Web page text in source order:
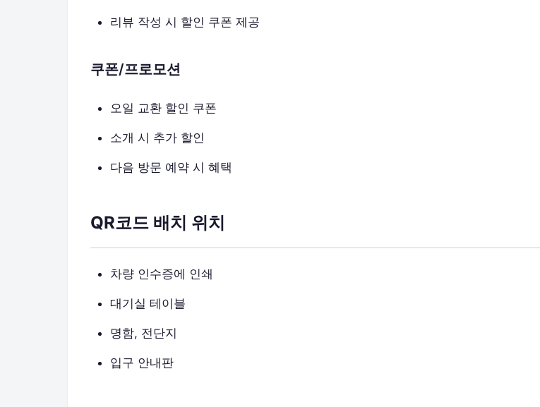
리뷰 작성 시 할인 쿠폰 제공
쿠폰/프로모션
오일 교환 할인 쿠폰
소개 시 추가 할인
다음 방문 예약 시 혜택
QR코드 배치 위치
차량 인수증에 인쇄
대기실 테이블
명함, 전단지
입구 안내판